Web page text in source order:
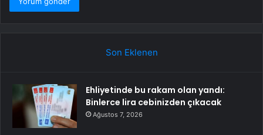
Son Eklenen
Ehliyetinde bu rakam olan yandı:
Binlerce lira cebinizden çıkacak
Ağustos 7, 2026